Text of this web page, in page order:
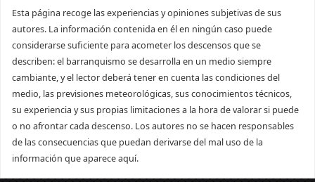
Esta página recoge las experiencias y opiniones subjetivas de sus
autores. La información contenida en él en ningún caso puede
considerarse suficiente para acometer los descensos que se
describen: el barranquismo se desarrolla en un medio siempre
cambiante, y el lector deberá tener en cuenta las condiciones del
medio, las previsiones meteorológicas, sus conocimientos técnicos,
su experiencia y sus propias limitaciones a la hora de valorar si puede
o no afrontar cada descenso. Los autores no se hacen responsables
de las consecuencias que puedan derivarse del mal uso de la
información que aparece aquí.